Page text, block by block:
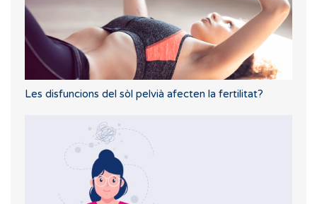
Les disfuncions del sòl pelvià afecten la fertilitat?